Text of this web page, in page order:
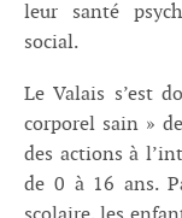
leur santé
social.
Le Valais s’est
corporel sain »
des actions à
de 0 à 16 ans.